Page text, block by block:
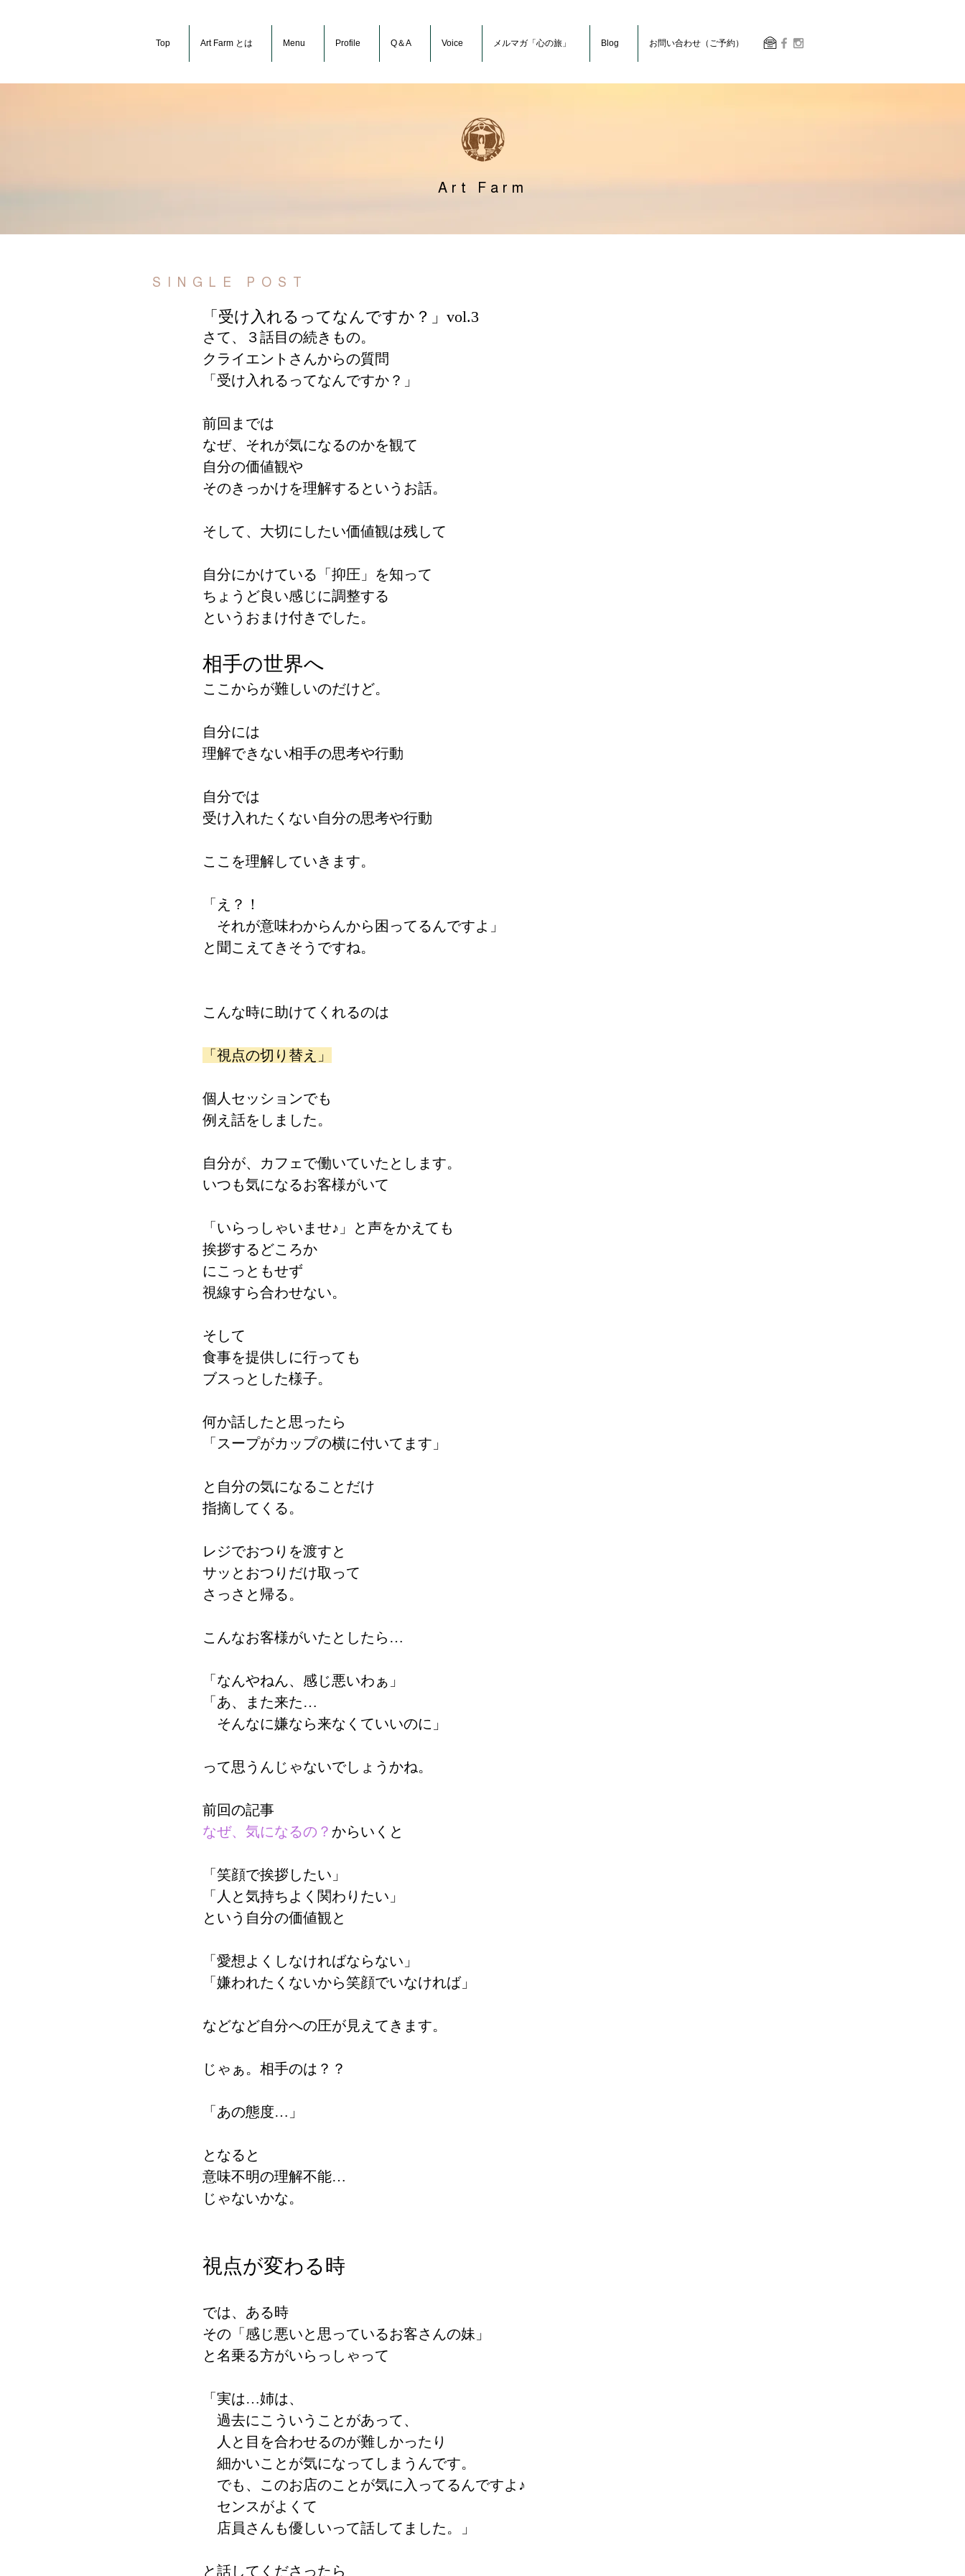
Top Art Farm とは Menu Profile Q＆A Voice メルマガ「心の旅」 Blog お問い合わせ（ご予約）
Art Farm
SINGLE POST
「受け入れるってなんですか？」vol.3
さて、３話目の続きもの。
クライエントさんからの質問
「受け入れるってなんですか？」
前回までは
なぜ、それが気になるのかを観て
自分の価値観や
そのきっかけを理解するというお話。
そして、大切にしたい価値観は残して
自分にかけている「抑圧」を知って
ちょうど良い感じに調整する
というおまけ付きでした。
相手の世界へ
ここからが難しいのだけど。
自分には
理解できない相手の思考や行動
自分では
受け入れたくない自分の思考や行動
ここを理解していきます。
「え？！
それが意味わからんから困ってるんですよ」
と聞こえてきそうですね。
こんな時に助けてくれるのは
「視点の切り替え」
個人セッションでも
例え話をしました。
自分が、カフェで働いていたとします。
いつも気になるお客様がいて
「いらっしゃいませ♪」と声をかえても
挨拶するどころか
にこっともせず
視線すら合わせない。
そして
食事を提供しに行っても
ブスっとした様子。
何か話したと思ったら
「スープがカップの横に付いてます」
と自分の気になることだけ
指摘してくる。
レジでおつりを渡すと
サッとおつりだけ取って
さっさと帰る。
こんなお客様がいたとしたら…
「なんやねん、感じ悪いわぁ」
「あ、また来た…
そんなに嫌なら来なくていいのに」
って思うんじゃないでしょうかね。
前回の記事
なぜ、気になるの？ からいくと
「笑顔で挨拶したい」
「人と気持ちよく関わりたい」
という自分の価値観と
「愛想よくしなければならない」
「嫌われたくないから笑顔でいなければ」
などなど自分への圧が見えてきます。
じゃぁ。相手のは？？
「あの態度…」
となると
意味不明の理解不能…
じゃないかな。
視点が変わる時
では、ある時
その「感じ悪いと思っているお客さんの妹」
と名乗る方がいらっしゃって
「実は…姉は、
過去にこういうことがあって、
人と目を合わせるのが難しかったり
細かいことが気になってしまうんです。
でも、このお店のことが気に入ってるんですよ♪
センスがよくて
店員さんも優しいって話してました。」
と話してくださったら